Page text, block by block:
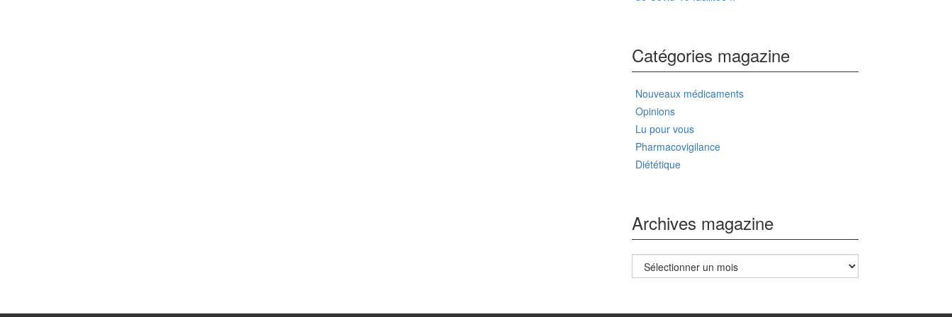
Catégories magazine
Nouveaux médicaments
Opinions
Lu pour vous
Pharmacovigilance
Diététique
Archives magazine
Archives
magazine